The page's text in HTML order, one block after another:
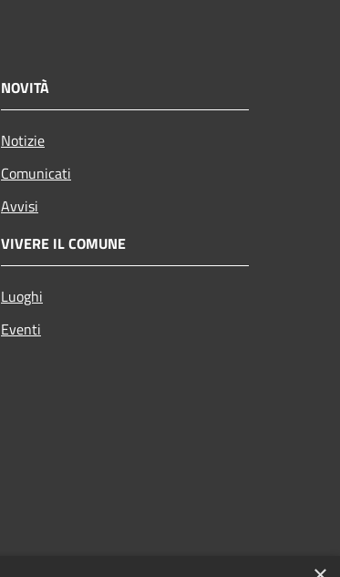
NOVITÀ
Notizie
Comunicati
Avvisi
VIVERE IL COMUNE
Luoghi
Eventi